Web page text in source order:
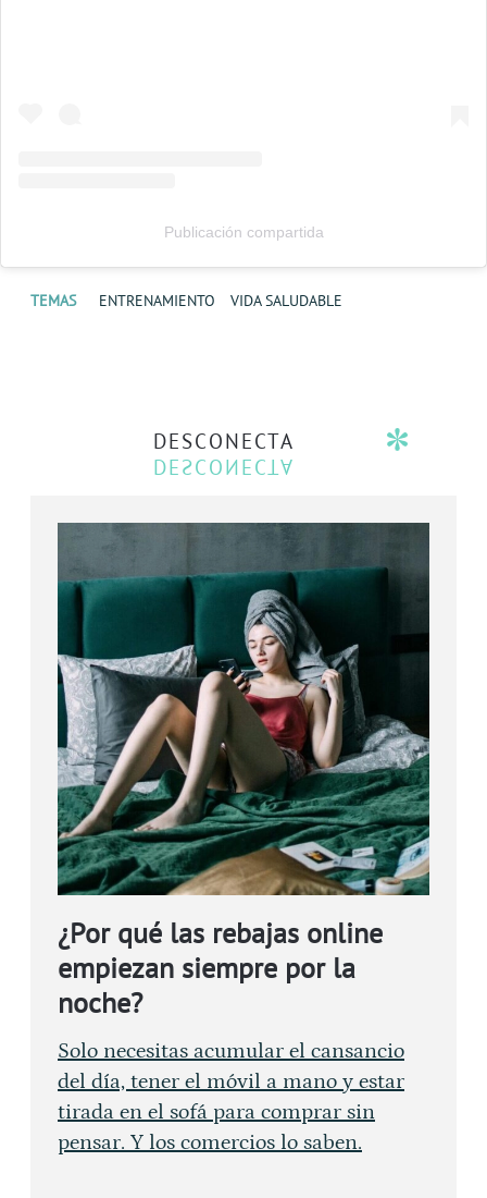
Publicación compartida
TEMAS ENTRENAMIENTO VIDA SALUDABLE
DESCONECTA
¿Por qué las rebajas online
empiezan siempre por la
noche?
Solo necesitas acumular el cansancio
del día, tener el móvil a mano y estar
tirada en el sofá para comprar sin
pensar. Y los comercios lo saben.